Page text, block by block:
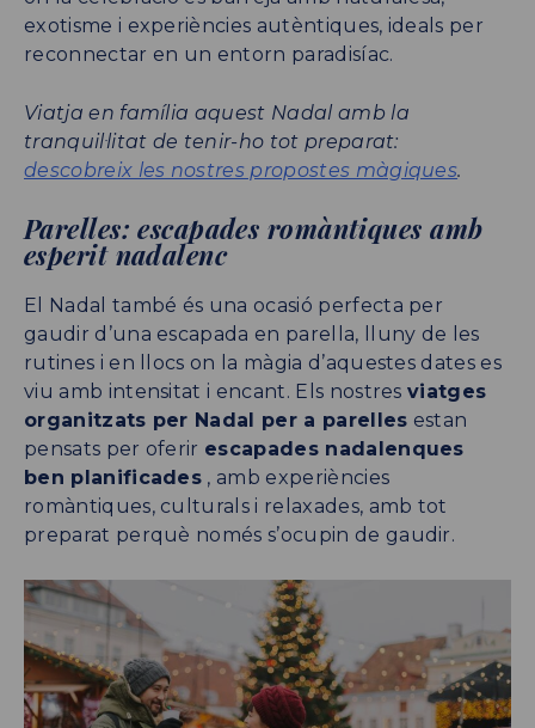
exotisme i experiències autèntiques, ideals per
reconnectar en un entorn paradisíac.
Viatja en família aquest Nadal amb la
tranquil·litat de tenir-ho tot preparat:
descobreix les nostres propostes màgiques.
Parelles: escapades romàntiques amb
esperit nadalenc
El Nadal també és una ocasió perfecta per
gaudir d’una escapada en parella, lluny de les
rutines i en llocs on la màgia d’aquestes dates es
viu amb intensitat i encant. Els nostresviatges
organitzats per Nadal per a parelles estan
pensats per oferir escapades nadalenques
ben planificades , amb experiències
romàntiques, culturals i relaxades, amb tot
preparat perquè només s’ocupin de gaudir.